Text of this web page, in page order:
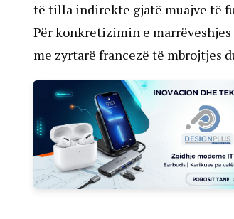
të tilla indirekte gjatë muajve të
Për konkretizimin e
me zyrtarë francezë të mbrojtjes